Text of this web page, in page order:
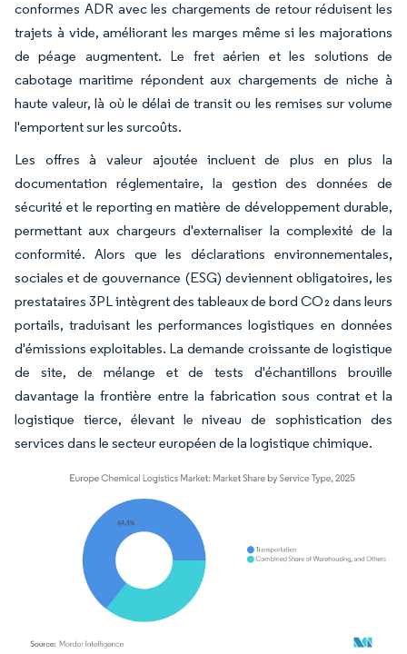
conformes ADR avec les chargements de retour réduisent les
trajets à vide, améliorant les marges même si les majorations
de péage augmentent. Le fret aérien et les solutions de
cabotage maritime répondent aux chargements de niche à
haute valeur, là où le délai de transit ou les remises sur volume
l'emportent sur les surcoûts.
Les offres à valeur ajoutée incluent de plus en plus la
documentation réglementaire, la gestion des données de
sécurité et le reporting en matière de développement durable,
permettant aux chargeurs d'externaliser la complexité de la
conformité. Alors que les déclarations environnementales,
sociales et de gouvernance (ESG) deviennent obligatoires, les
prestataires 3PL intègrent des tableaux de bord CO₂ dans leurs
portails, traduisant les performances logistiques en données
d'émissions exploitables. La demande croissante de logistique
de site, de mélange et de tests d'échantillons brouille
davantage la frontière entre la fabrication sous contrat et la
logistique tierce, élevant le niveau de sophistication des
services dans le secteur européen de la logistique chimique.